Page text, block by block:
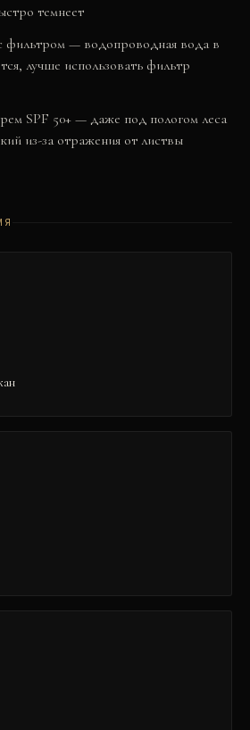
темнеет
фильтром — водопроводная вода в
лучше использовать фильтр
SPF 50+ — даже под пологом леса
из-за отражения от листвы